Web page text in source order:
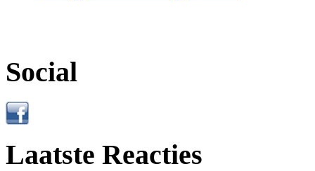
Social
Laatste Reacties